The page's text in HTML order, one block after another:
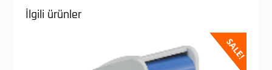
İlgili ürünler
SALE!